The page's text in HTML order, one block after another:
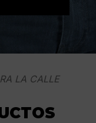
LA CALLE